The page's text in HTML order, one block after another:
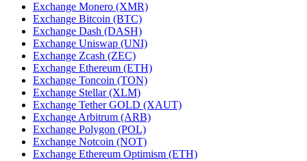
Exchange Monero (XMR)
Exchange Bitcoin (BTC)
Exchange Dash (DASH)
Exchange Uniswap (UNI)
Exchange Zcash (ZEC)
Exchange Ethereum (ETH)
Exchange Toncoin (TON)
Exchange Stellar (XLM)
Exchange Tether GOLD (XAUT)
Exchange Arbitrum (ARB)
Exchange Polygon (POL)
Exchange Notcoin (NOT)
Exchange Ethereum Optimism (ETH)